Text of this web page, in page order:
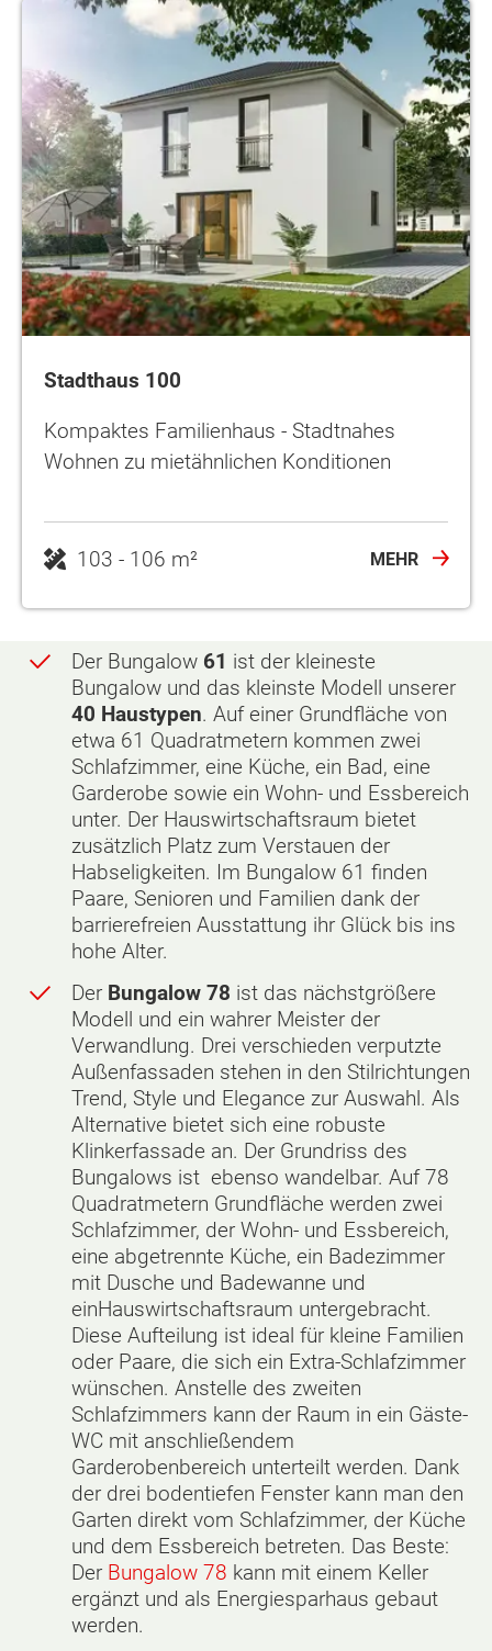
Stadthaus 100
Kompaktes Familienhaus - Stadtnahes
Wohnen zu mietähnlichen Konditionen
103 - 106 m² MEHR
Der Bungalow 61 ist der kleineste
Bungalow und das kleinste Modell unserer
40 Haustypen. Auf einer Grundfläche von
etwa 61 Quadratmetern kommen zwei
Schlafzimmer, eine Küche, ein Bad, eine
Garderobe sowie ein Wohn- und Essbereich
unter. Der Hauswirtschaftsraum bietet
zusätzlich Platz zum Verstauen der
Habseligkeiten. Im Bungalow 61 finden
Paare, Senioren und Familien dank der
barrierefreien Ausstattung ihr Glück bis ins
hohe Alter.
Der Bungalow 78 ist das nächstgrößere
Modell und ein wahrer Meister der
Verwandlung. Drei verschieden verputzte
Außenfassaden stehen in den Stilrichtungen
Trend, Style und Elegance zur Auswahl. Als
Alternative bietet sich eine robuste
Klinkerfassade an. Der Grundriss des
Bungalows ist ebenso wandelbar. Auf 78
Quadratmetern Grundfläche werden zwei
Schlafzimmer, der Wohn- und Essbereich,
eine abgetrennte Küche, ein Badezimmer
mit Dusche und Badewanne und
einHauswirtschaftsraum untergebracht.
Diese Aufteilung ist ideal für kleine Familien
oder Paare, die sich ein Extra-Schlafzimmer
wünschen. Anstelle des zweiten
Schlafzimmers kann der Raum in ein Gäste-
WC mit anschließendem
Garderobenbereich unterteilt werden. Dank
der drei bodentiefen Fenster kann man den
Garten direkt vom Schlafzimmer, der Küche
und dem Essbereich betreten. Das Beste:
Der Bungalow 78 kann mit einem Keller
ergänzt und als Energiesparhaus gebaut
werden.